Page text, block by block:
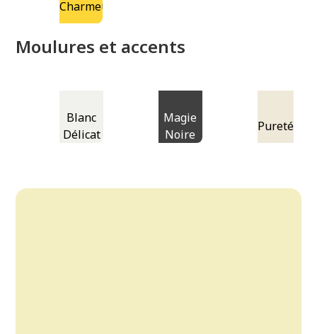
Charmeur
Moulures et accents
Blanc
Délicat
Magie
Noire
Pureté